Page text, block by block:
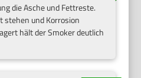
die Asche und Fettreste.
stehen und Korrosion
hält der Smoker deutlich